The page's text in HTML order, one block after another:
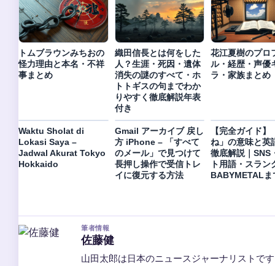
トムブラウンみちおの
怪力理由と本名・不祥
事まとめ
織田信長とは何をした
人？生涯・死因・遺体
消失の謎のすべて・ホ
トトギスの句までわか
りやすく徹底解説年表
付き
花江夏樹のプロ
ル・経歴・声優
ラ・家族まとめ
Waktu Sholat di
Lokasi Saya –
Jadwal Akurat Tokyo
Hokkaido
Gmail アーカイブ 戻し
方 iPhone – 「すべて
のメール」で見つけて
長押し操作で受信トレ
イに復元する方法
【完全ガイド】
ね」の意味と英
徹底解説｜SNS
ト用語・スラン
BABYMETALま
筆者情報
佐藤健
山田太郎は日本のニュースジャーナリストで